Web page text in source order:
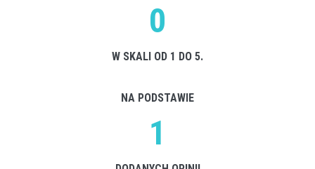
0
W SKALI OD 1 DO 5.
NA PODSTAWIE
1